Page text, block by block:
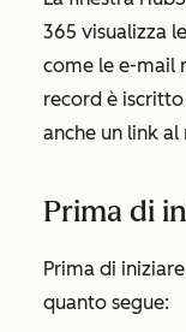
365 visualizza
come le e-mail
record è
anche un link
Prima di
Prima di
quanto segue: